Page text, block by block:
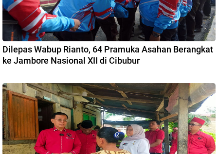
Dilepas Wabup Rianto, 64 Pramuka Asahan Berangkat
ke Jambore Nasional XII di Cibubur